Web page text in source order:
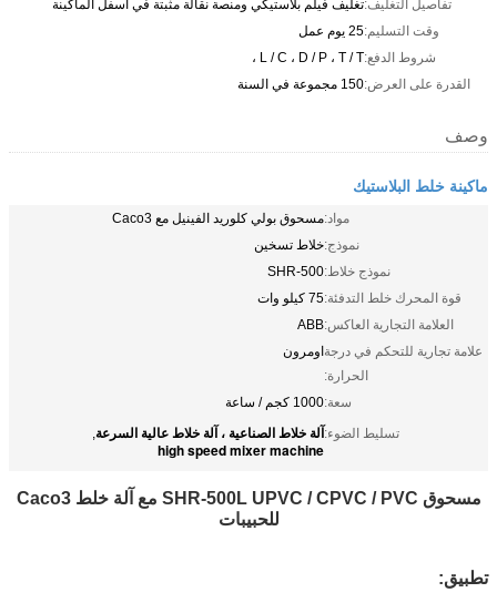
تفاصيل التغليف:تغليف فيلم بلاستيكي ومنصة نقالة مثبتة في أسفل الماكينة
وقت التسليم:25 يوم عمل
شروط الدفع:L / C ، D / P ، T / T ،
القدرة على العرض:150 مجموعة في السنة
وصف
ماكينة خلط البلاستيك
مواد:مسحوق بولي كلوريد الفينيل مع Caco3
نموذج:خلاط تسخين
نموذج خلاط:SHR-500
قوة المحرك خلط التدفئة:75 كيلو وات
العلامة التجارية العاكس:ABB
علامة تجارية للتحكم في درجة
الحرارة:
اومرون
سعة:1000 كجم / ساعة
تسليط الضوء:آلة خلاط الصناعية ، آلة خلاط عالية السرعة,
high speed mixer machine
مسحوق SHR-500L UPVC / CPVC / PVC مع آلة خلط Caco3
للحبيبات
تطبيق: